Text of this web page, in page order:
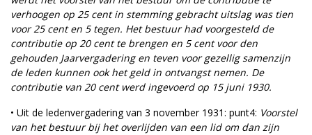
verhoogen op 25 cent in stemming gebracht uitslag was tien
voor 25 cent en 5 tegen. Het bestuur had voorgesteld de
contributie op 20 cent te brengen en 5 cent voor den
gehouden Jaarvergadering en teven voor gezellig samenzijn
de leden kunnen ook het geld in ontvangst nemen. De
contributie van 20 cent werd ingevoerd op 15 juni 1930.
• Uit de ledenvergadering van 3 november 1931: punt4: Voorstel
van het bestuur bij het overlijden van een lid om dan zijn